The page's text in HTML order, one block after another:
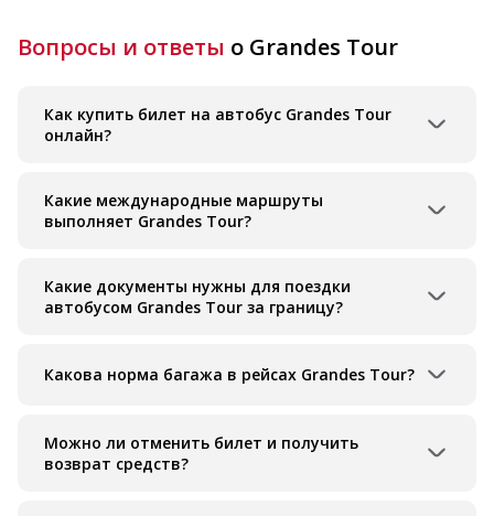
Вопросы и ответы о Grandes Tour
Как купить билет на автобус Grandes Tour
онлайн?
Какие международные маршруты
выполняет Grandes Tour?
Какие документы нужны для поездки
автобусом Grandes Tour за границу?
Какова норма багажа в рейсах Grandes Tour?
Можно ли отменить билет и получить
возврат средств?